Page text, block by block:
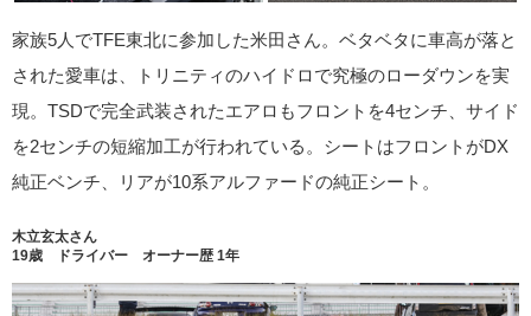
家族5人でTFE東北に参加した米田さん。ベタベタに車高が落と
された愛車は、トリニティのハイドロで究極のローダウンを実
現。TSDで完全武装されたエアロもフロントを4センチ、サイド
を2センチの短縮加工が行われている。シートはフロントがDX
純正ベンチ、リアが10系アルファードの純正シート。
木立玄太さん
19歳 ドライバー オーナー歴 1年